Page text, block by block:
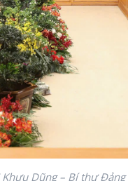
Dũng – Bí thư